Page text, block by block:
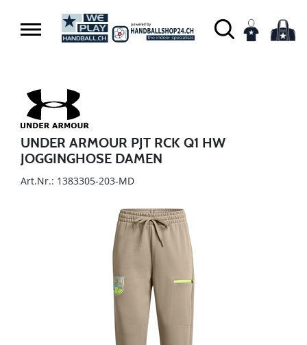
UNDER ARMOUR PJT RCK Q1 HW
JOGGINGHOSE DAMEN
Art.Nr.: 1383305-203-MD